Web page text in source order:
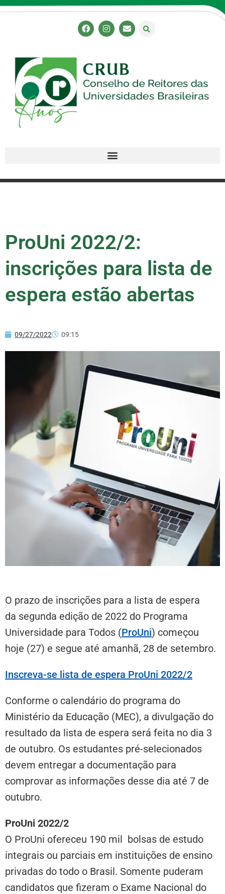
ProUni 2022/2:
inscrições para lista de
espera estão abertas
09/27/2022 09:15
O prazo de inscrições para a lista de espera
da segunda edição de 2022 do Programa
Universidade para Todos (ProUni) começou
hoje (27) e segue até amanhã, 28 de setembro.
Inscreva-se lista de espera ProUni 2022/2
Conforme o calendário do programa do
Ministério da Educação (MEC), a divulgação do
resultado da lista de espera será feita no dia 3
de outubro. Os estudantes pré-selecionados
devem entregar a documentação para
comprovar as informações desse dia até 7 de
outubro.
ProUni 2022/2
O ProUni ofereceu 190 mil bolsas de estudo
integrais ou parciais em instituições de ensino
privadas do todo o Brasil. Somente puderam
candidatos que fizeram o Exame Nacional do